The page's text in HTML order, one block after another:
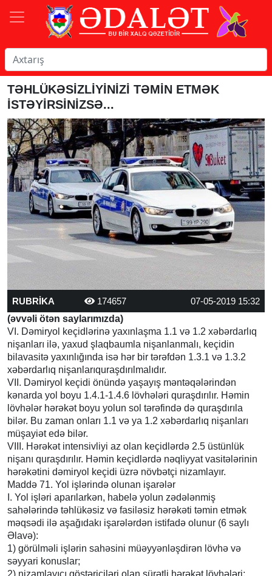
TƏHLÜKƏSİZLİYİNİZİ TƏMİN ETMƏK
İSTƏYİRSİNİZSƏ...
RUBRİKA 174657
07-05-2019 15:32
(əvvəli ötən saylarımızda)
VI. Dəmiryol keçidlərinə yaxınlaşma 1.1 və 1.2 xəbərdarlıq
nişanları ilə, yaxud şlaqbaumla nişanlanmalı, keçidin
bilavasitə yaxınlığında isə hər bir tərəfdən 1.3.1 və 1.3.2
xəbərdarlıq nişanlarıquraşdırılmalıdır.
VII. Dəmiryol keçidi önündə yaşayış məntəqələrindən
kənarda yol boyu 1.4.1-1.4.6 lövhələri quraşdırılır. Həmin
lövhələr hərəkət boyu yolun sol tərəfində də quraşdırıla
bilər. Bu zaman onları 1.1 və ya 1.2 xəbərdarlıq nişanları
müşayiət edə bilər.
VIII. Hərəkət intensivliyi az olan keçidlərdə 2.5 üstünlük
nişanı quraşdırılır. Həmin keçidlərdə nəqliyyat vasitələrinin
hərəkətini dəmiryol keçidi üzrə növbətçi nizamlayır.
Maddə 71. Yol işlərində olunan işarələr
I. Yol işləri aparılarkən, habelə yolun zədələnmiş
sahələrində təhlükəsiz və fasiləsiz hərəkəti təmin etmək
məqsədi ilə aşağıdakı işarələrdən istifadə olunur (6 saylı
Əlavə):
1) görülməli işlərin sahəsini müəyyənləşdirən lövhə və
səyyari konuslar;